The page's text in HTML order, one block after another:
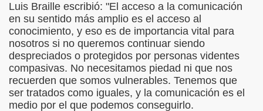
Luis Braille escribió: "El acceso a la comunicación
en su sentido más amplio es el acceso al
conocimiento, y eso es de importancia vital para
nosotros si no queremos continuar siendo
despreciados o protegidos por personas videntes
compasivas. No necesitamos piedad ni que nos
recuerden que somos vulnerables. Tenemos que
ser tratados como iguales, y la comunicación es el
medio por el que podemos conseguirlo.
Elissalde)
1ª Escuela de Ciegos Que Hubo en España (Jesús
06-09 (Pedro Zurita)